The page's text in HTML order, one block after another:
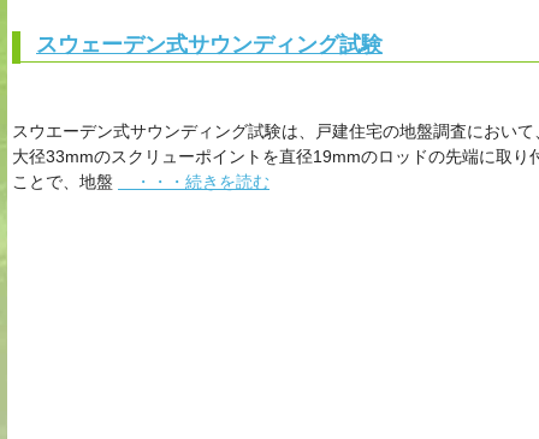
スウェーデン式サウンディング試験
スウエーデン式サウンディング試験は、戸建住宅の地盤調査におい
大径33mmのスクリューポイントを直径19mmのロッドの先端に取
ことで、地盤
・・・続きを読む